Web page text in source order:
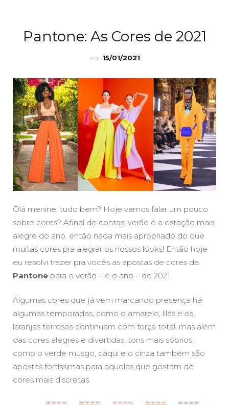
Pantone: As Cores de 2021
em 15/01/2021
Olá menine, tudo bem? Hoje vamos falar um pouco
sobre cores? Afinal de contas, verão é a estação mais
alegre do ano, então nada mais apropriado do que
muitas cores pra alegrar os nossos looks! Então hoje
eu resolvi trazer pra vocês as apostas de cores da
Pantone para o verão – e o ano – de 2021.
Algumas cores que já vem marcando presença há
algumas temporadas, como o amarelo, lilás e os
laranjas terrosos continuam com força total, mas além
das cores alegres e divertidas, tons mais sóbrios,
como o verde musgo, cáqui e o cinza também são
apostas fortíssimas para aquelas que gostam de
cores mais discretas.